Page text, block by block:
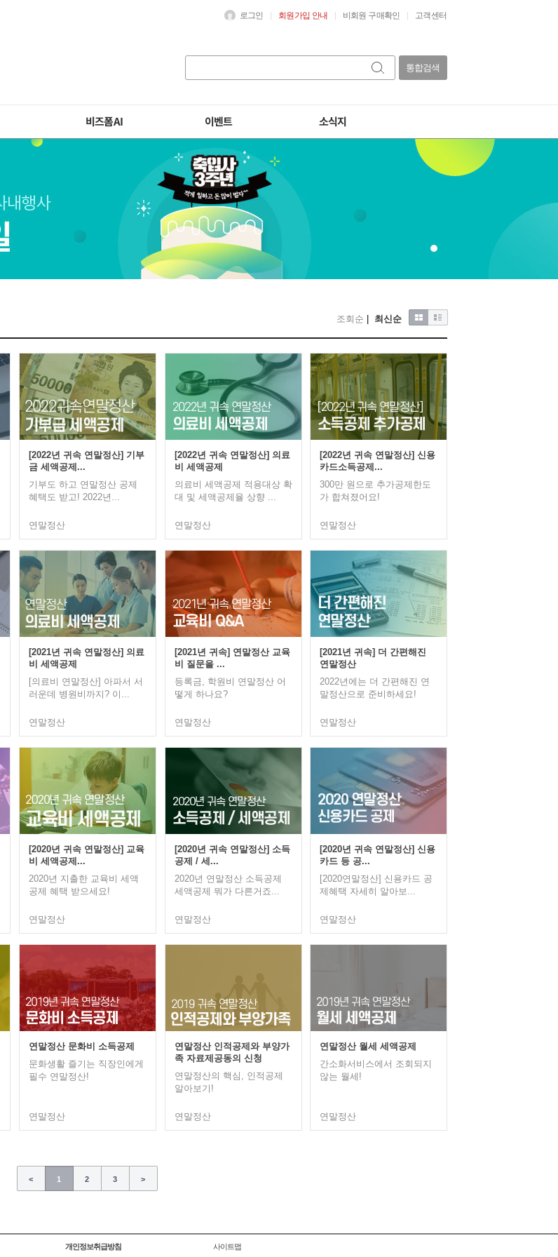
로그인 회원가입 안내 비회원 구매확인 고객센터
통합검색
비즈폼 AI 이벤트 소식지
조회순 최신순
[2022년 귀속 연말정산] 기부
금 세액공제...
기부도 하고 연말정산 공제
혜택도 받고! 2022년...
연말정산
[2022년 귀속 연말정산] 의료
비 세액공제
의료비 세액공제 적용대상 확
대 및 세액공제율 상향 ...
연말정산
[2022년 귀속 연말정산] 신용
카드소득공제...
300만 원으로 추가공제한도
가 합쳐졌어요!
연말정산
[2021년 귀속 연말정산] 의료
비 세액공제
[의료비 연말정산] 아파서 서
러운데 병원비까지? 이...
연말정산
[2021년 귀속] 연말정산 교육
비 질문을 ...
등록금, 학원비 연말정산 어
떻게 하나요?
연말정산
[2021년 귀속] 더 간편해진
연말정산
2022년에는 더 간편해진 연
말정산으로 준비하세요!
연말정산
[2020년 귀속 연말정산] 교육
비 세액공제...
2020년 지출한 교육비 세액
공제 혜택 받으세요!
연말정산
[2020년 귀속 연말정산] 소득
공제 / 세...
2020년 연말정산 소득공제
세액공제 뭐가 다른거죠...
연말정산
[2020년 귀속 연말정산] 신용
카드 등 공...
[2020연말정산] 신용카드 공
제혜택 자세히 알아보...
연말정산
연말정산 문화비 소득공제
문화생활 즐기는 직장인에게
필수 연말정산!
연말정산
연말정산 인적공제와 부양가
족 자료제공동의 신청
연말정산의 핵심, 인적공제
알아보기!
연말정산
연말정산 월세 세액공제
간소화서비스에서 조회되지
않는 월세!
연말정산
< 1 2 3 >
개인정보취급방침 사이트맵